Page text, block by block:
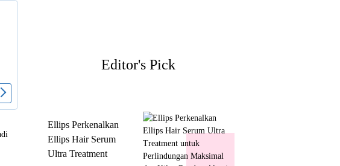
Editor's Pick
Ellips Perkenalkan
Ellips Hair Serum
Ultra Treatment